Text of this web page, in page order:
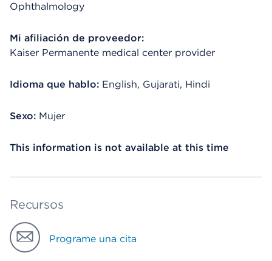
Ophthalmology
Mi afiliación de proveedor:
Kaiser Permanente medical center provider
Idioma que hablo: English, Gujarati, Hindi
Sexo: Mujer
This information is not available at this time
Recursos
Programe una cita